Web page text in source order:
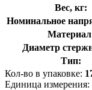
Вес, кг:
Номинальное
Диаметр
Тип:
Кол-во в упаковке:
Единица измерения: